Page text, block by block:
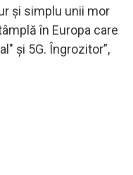
şi simplu unii mor
în Europa care
şi 5G. Îngrozitor”,